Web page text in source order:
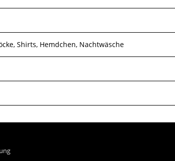
Shirts, Hemdchen, Nachtwäsche